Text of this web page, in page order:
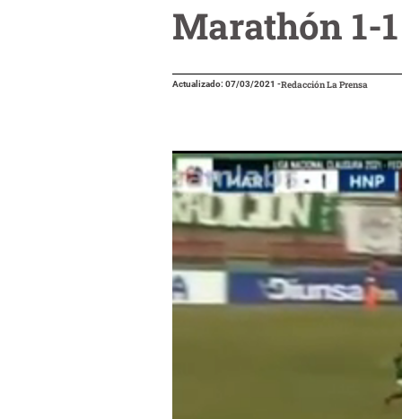
Marathón 1-
Actualizado: 07/03/2021 -Redacción La Prensa